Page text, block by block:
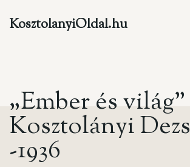
KosztolanyiOldal.hu
„Emberésvilág”
KosztolányiDezs
-1936